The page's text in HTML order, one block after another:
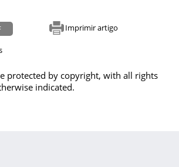
Imprimir artigo
protected by copyright, with all rights
indicated.